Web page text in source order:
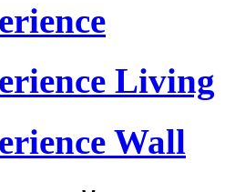
Living
Wall